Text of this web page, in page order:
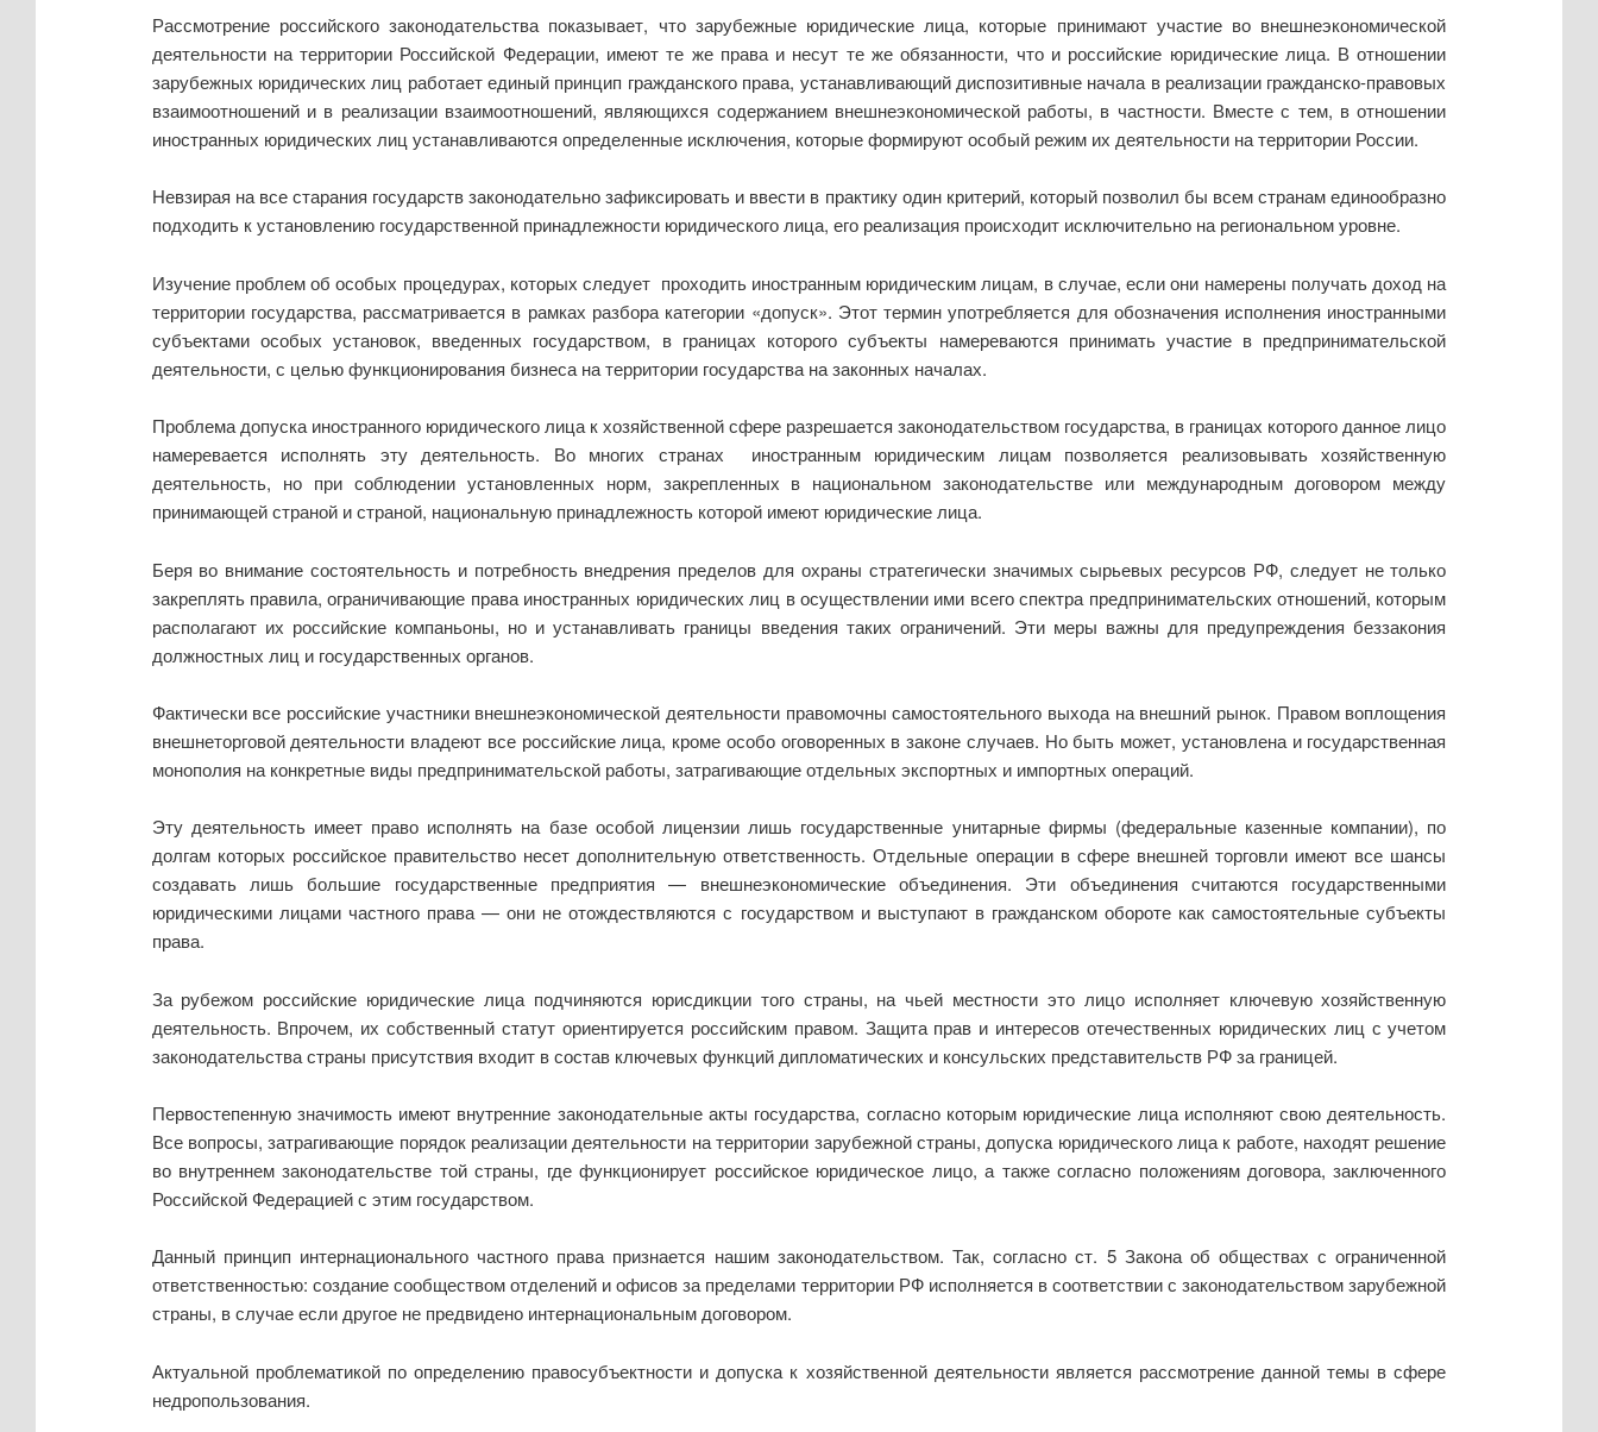
Рассмотрение российского законодательства показывает, что зарубежные юридические лица, которые принимают участие во внешнеэкономической
деятельности на территории Российской Федерации, имеют те же права и несут те же обязанности, что и российские юридические лица. В отношении
зарубежных юридических лиц работает единый принцип гражданского права, устанавливающий диспозитивные начала в реализации гражданско-правовых
взаимоотношений и в реализации взаимоотношений, являющихся содержанием внешнеэкономической работы, в частности. Вместе с тем, в отношении
иностранных юридических лиц устанавливаются определенные исключения, которые формируют особый режим их деятельности на территории России.
Невзирая на все старания государств законодательно зафиксировать и ввести в практику один критерий, который позволил бы всем странам единообразно
подходить к установлению государственной принадлежности юридичес­кого лица, его реализация происходит исключительно на региональном уровне.
Изучение проблем об особых процедурах, которых следует проходить иностранным юридическим лицам, в случае, если они намерены получать доход на
территории государства, рассматривается в рамках разбора категории «допуск». Этот термин употребляется для обозначения исполнения иностранными
субъектами особых установок, введенных государством, в границах которого субъекты намереваются принимать участие в предпринимательской
деятельности, с целью функционирования бизнеса на территории государства на законных началах.
Проблема допуска иностранного юридического лица к хозяйственной сфере разрешается законодательством государства, в границах которого данное лицо
намеревается исполнять эту деятельность. Во многих странах иностранным юридическим лицам позволяется реализовывать хозяйственную
деятельность, но при соблюдении установленных норм, закрепленных в национальном законодательстве или международным договором между
принимающей страной и страной, национальную принадлежность которой имеют юридические лица.
Беря во внимание состоятельность и потребность внедрения пределов для охраны стратегически значимых сырьевых ресурсов РФ, следует не только
закреплять правила, ограничивающие права иностранных юридических лиц в осуществлении ими всего спектра предпринимательских отношений, которым
располагают их российские компаньоны, но и устанавливать границы введения таких ограничений. Эти меры важны для предупреждения беззакония
должностных лиц и государственных органов.
Фактически все российские участники внешнеэкономической деятельности правомочны самостоятельного выхода на внешний рынок. Правом воплощения
внешнеторговой деятельности владеют все российские лица, кроме особо оговоренных в законе случаев. Но быть может, установлена и государственная
монополия на конкретные виды предпринимательской работы, затрагивающие отдельных экспортных и импортных операций.
Эту деятельность имеет право исполнять на базе особой лицензии лишь государственные унитарные фирмы (федеральные казенные компании), по
долгам которых российское правительство несет дополнительную ответственность. Отдельные операции в сфере внешней торговли имеют все шансы
создавать лишь большие государственные предприятия — внешнеэкономические объединения. Эти объединения считаются государственными
юридическими лицами частного права — они не отождествляются с государством и выступают в гражданском обороте как самостоятельные субъекты
права.
За рубежом российские юридические лица подчиняются юрисдикции того страны, на чьей местности это лицо исполняет ключевую хозяйственную
деятельность. Впрочем, их собственный статут ориентируется российским правом. Защита прав и интересов отечественных юридических лиц с учетом
законодательства страны присутствия входит в состав ключевых функций дипломатических и консульских представительств РФ за границей.
Первостепенную значимость имеют внутренние законодательные акты государства, согласно которым юридические лица исполняют свою деятельность.
Все вопросы, затрагивающие порядок реализации деятельности на территории зарубежной страны, допуска юридического лица к работе, находят решение
во внутреннем законодательстве той страны, где функционирует российское юридическое лицо, а также согласно положениям договора, заключенного
Российской Федерацией с этим государством.
Данный принцип интернационального частного права признается нашим законодательством. Так, согласно ст. 5 Закона об обществах с ограниченной
ответственностью: создание сообществом отделений и офисов за пределами территории РФ исполняется в соответствии с законодательством зарубежной
страны, в случае если другое не предвидено интернациональным договором.
Актуальной проблематикой по определению правосубъектности и допуска к хозяйственной деятельности является рассмотрение данной темы в сфере
недропользования.